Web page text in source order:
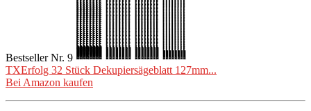
Bestseller Nr. 9
TXErfolg 32 Stück Dekupiersägeblatt 127mm...
Bei Amazon kaufen